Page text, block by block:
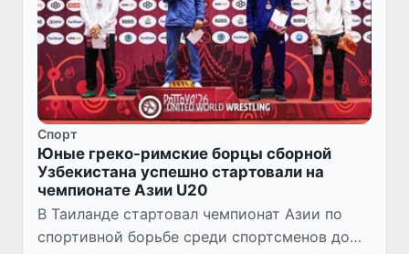
Спорт
Юные греко-римские борцы сборной
Узбекистана успешно стартовали на
чемпионате Азии U20
В Таиланде стартовал чемпионат Азии по
спортивной борьбе среди спортсменов до